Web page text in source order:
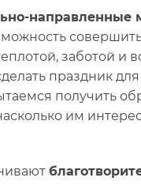
направленные
заботой и
праздник
получить
им